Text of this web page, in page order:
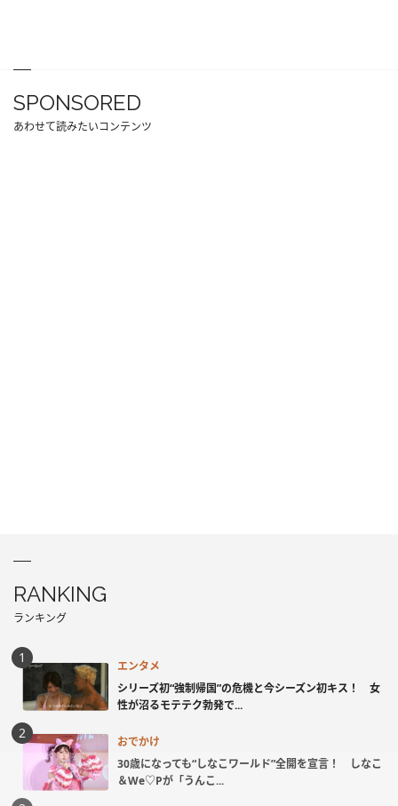
SPONSORED
あわせて読みたいコンテンツ
RANKING
ランキング
エンタメ
シリーズ初“強制帰国”の危機と今シーズン初キス！ 女
性が沼るモテテク勃発で...
おでかけ
30歳になっても“しなこワールド”全開を宣言！ しなこ
＆We♡Pが「うんこ...